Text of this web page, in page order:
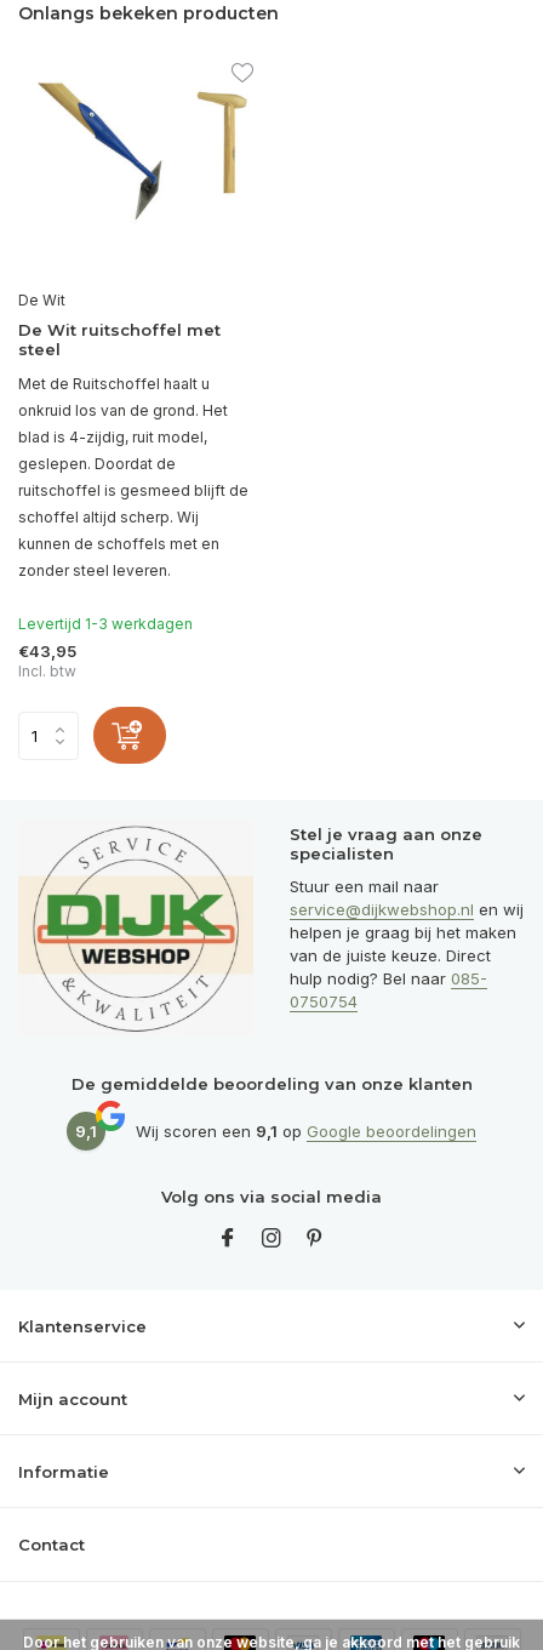
Onlangs bekeken producten
De Wit
De Wit ruitschoffel met
steel
Met de Ruitschoffel haalt u
onkruid los van de grond. Het
blad is 4-zijdig, ruit model,
geslepen. Doordat de
ruitschoffel is gesmeed blijft de
schoffel altijd scherp. Wij
kunnen de schoffels met en
zonder steel leveren.
Levertijd 1-3 werkdagen
€43,95
Incl. btw
Stel je vraag aan onze
specialisten
Stuur een mail naar
service@dijkwebshop.nl en wij
helpen je graag bij het maken
van de juiste keuze. Direct
hulp nodig? Bel naar 085-
0750754
De gemiddelde beoordeling van onze klanten
9,1 Wij scoren een 9,1 op Google beoordelingen
Volg ons via social media
Klantenservice
Mijn account
Informatie
Contact
Door het gebruiken van onze website, ga je akkoord met het gebruik